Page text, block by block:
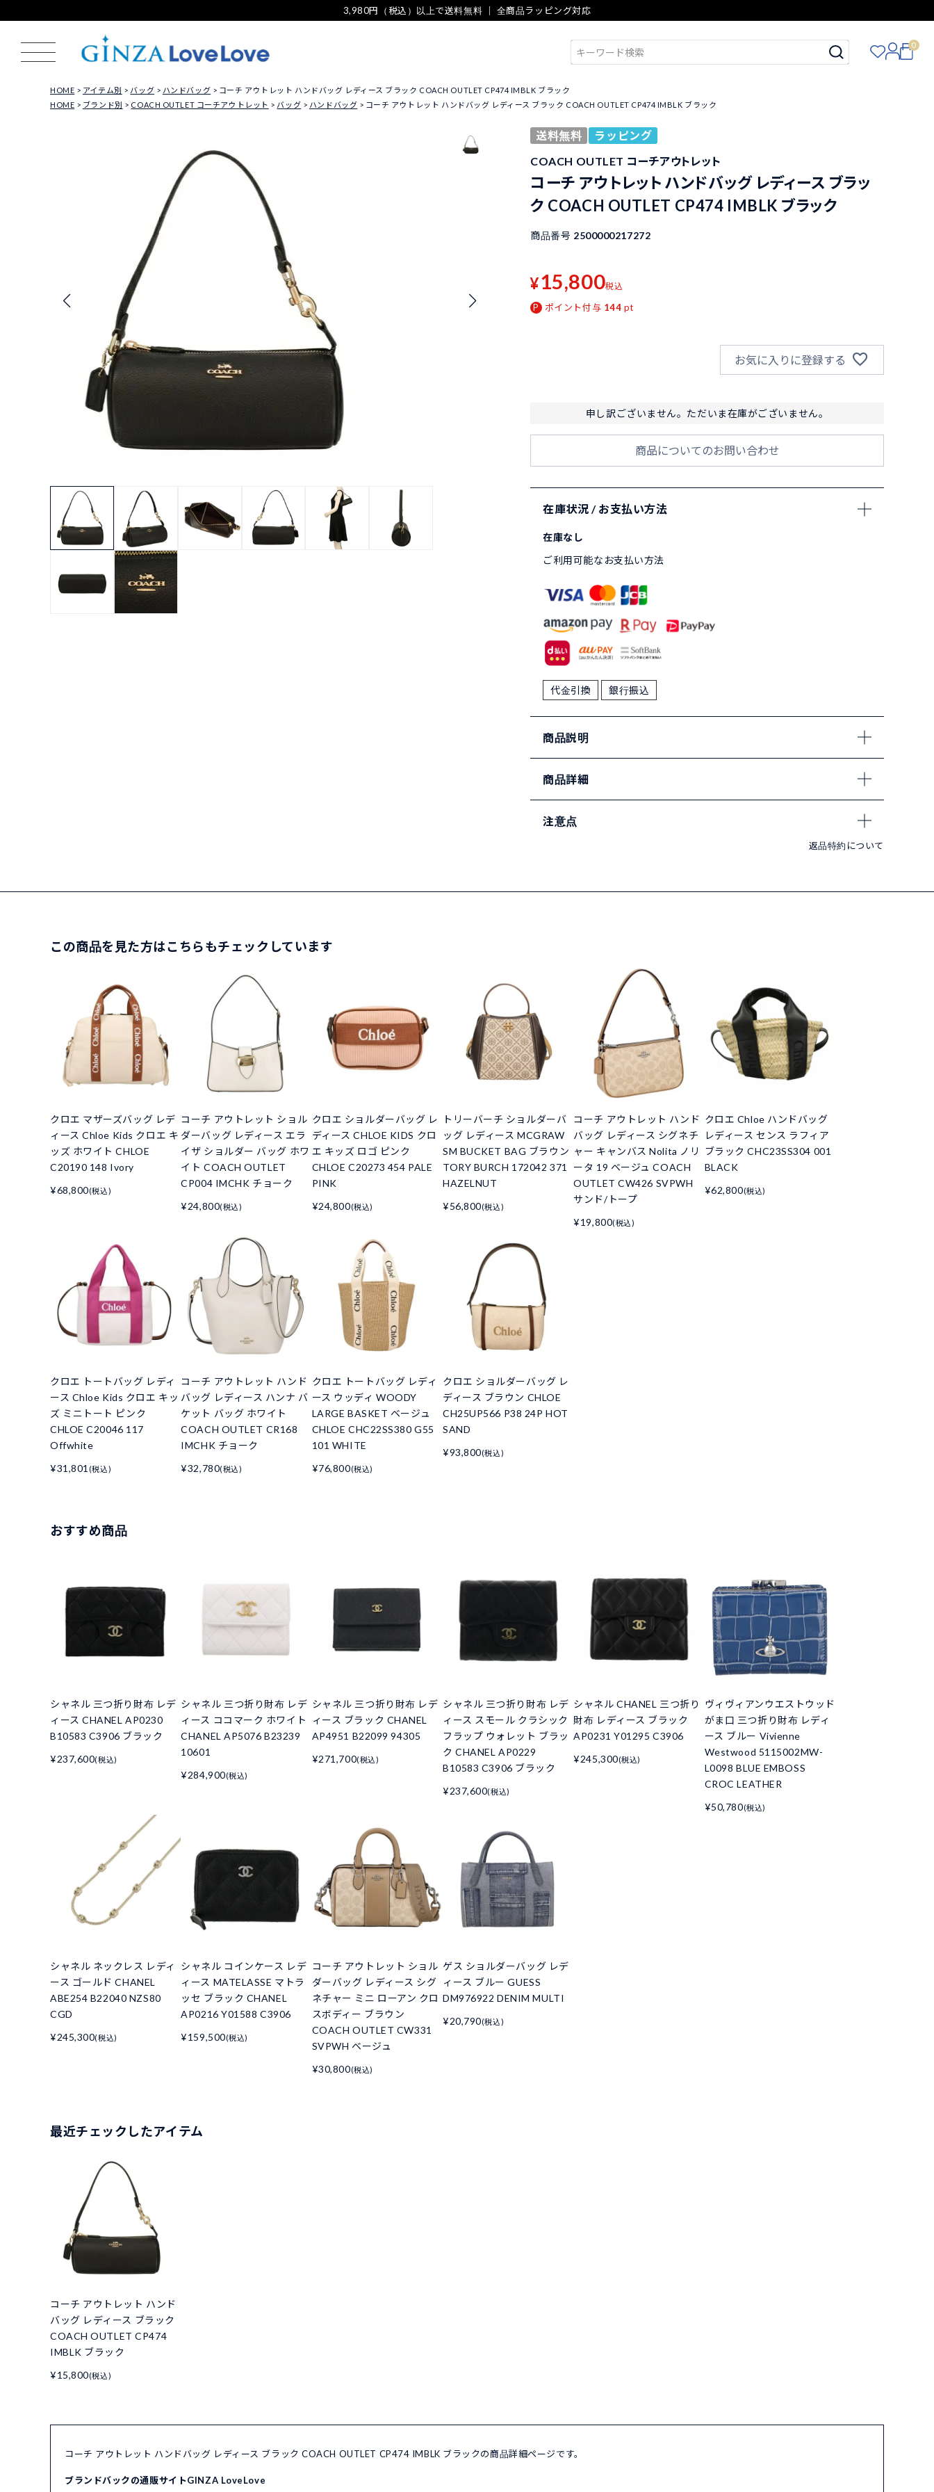
3,980円（税込）以上で送料無料 ｜ 全商品ラッピング対応
0
HOME アイテム別 バッグ ハンドバッグ
コーチ アウトレット ハンドバッグ レディース ブラック COACH OUTLET CP474 IMBLK ブラック
HOME
ブランド別 COACH OUTLET コーチアウトレット バッグ ハンドバッグ コーチ アウトレット ハンドバッグ レディース ブラック COACH OUTLET CP474 IMBLK ブラック
送料無料
ラッピング
COACH OUTLET コーチアウトレット
コーチ アウトレット ハンドバッグ レディース ブラッ
ク COACH OUTLET CP474 IMBLK ブラック
商品番号 2500000217272
¥15,800税込
ポイント付与 144 pt
お気に入りに登録する
申し訳ございません。ただいま在庫がございません。
商品についてのお問い合わせ
在庫状況 / お支払い方法
在庫なし
ご利用可能なお支払い方法
代金引換 銀行振込
商品説明
商品詳細
注意点
返品特約について
この商品を見た方はこちらもチェックしています
クロエ マザーズバッグ レデ
ィース Chloe Kids クロエ キ
ッズ ホワイト CHLOE
C20190 148 Ivory
¥68,800(税込)
コーチ アウトレット ショル
ダーバッグ レディース エラ
イザ ショルダー バッグ ホワ
イト COACH OUTLET
CP004 IMCHK チョーク
¥24,800(税込)
クロエ ショルダーバッグ レ
ディース CHLOE KIDS クロ
エ キッズ ロゴ ピンク
CHLOE C20273 454 PALE
PINK
¥24,800(税込)
トリーバーチ ショルダーバ
ッグ レディース MCGRAW
SM BUCKET BAG ブラウン
TORY BURCH 172042 371
HAZELNUT
¥56,800(税込)
コーチ アウトレット ハンド
バッグ レディース シグネチ
ャー キャンバス Nolita ノリ
ータ 19 ベージュ COACH
OUTLET CW426 SVPWH
サンド/トープ
¥19,800(税込)
クロエ Chloe ハンドバッグ
レディース センス ラフィア
ブラック CHC23SS304 001
BLACK
¥62,800(税込)
クロエ トートバッグ レディ
ース Chloe Kids クロエ キッ
ズ ミニトート ピンク
CHLOE C20046 117
Offwhite
¥31,801 (税込)
コーチ アウトレット ハンド
バッグ レディース ハンナ バ
ケット バッグ ホワイト
COACH OUTLET CR168
IMCHK チョーク
¥32,780(税込)
クロエ トートバッグ レディ
ース ウッディ WOODY
LARGE BASKET ベージュ
CHLOE CHC22SS380 G55
101 WHITE
¥76,800(税込)
クロエ ショルダーバッグ レ
ディース ブラウン CHLOE
CH25UP566 P38 24P HOT
SAND
¥93,800(税込)
おすすめ商品
シャネル 三つ折り財布 レデ
ィース CHANEL AP0230
B10583 C3906 ブラック
¥237,600(税込)
シャネル 三つ折り財布 レデ
ィース ココマーク ホワイト
CHANEL AP5076 B23239
10601
¥284,900(税込)
シャネル 三つ折り財布 レデ
ィース ブラック CHANEL
AP4951 B22099 94305
¥271,700(税込)
シャネル 三つ折り財布 レデ
ィース スモール クラシック
フラップ ウォレット ブラッ
ク CHANEL AP0229
B10583 C3906 ブラック
¥237,600(税込)
シャネル CHANEL 三つ折り
財布 レディース ブラック
AP0231 Y01295 C3906
¥245,300(税込)
ヴィヴィアンウエストウッド
がま口 三つ折り財布 レディ
ース ブルー Vivienne
Westwood 5115002MW-
L0098 BLUE EMBOSS
CROC LEATHER
¥50,780(税込)
シャネル ネックレス レディ
ース ゴールド CHANEL
ABE254 B22040 NZS80
CGD
¥245,300(税込)
シャネル コインケース レデ
ィース MATELASSE マトラ
ッセ ブラック CHANEL
AP0216 Y01588 C3906
¥159,500(税込)
コーチ アウトレット ショル
ダーバッグ レディース シグ
ネチャー ミニ ローアン クロ
スボディー ブラウン
COACH OUTLET CW331
SVPWH ベージュ
¥30,800(税込)
ゲス ショルダーバッグ レデ
ィース ブルー GUESS
DM976922 DENIM MULTI
¥20,790(税込)
最近チェックしたアイテム
コーチ アウトレット ハンド
バッグ レディース ブラック
COACH OUTLET CP474
IMBLK ブラック
¥15,800(税込)
コーチ アウトレット ハンドバッグ レディース ブラック COACH OUTLET CP474 IMBLK ブラックの商品詳細ページです。
ブランドバックの通販サイトGINZA LoveLove